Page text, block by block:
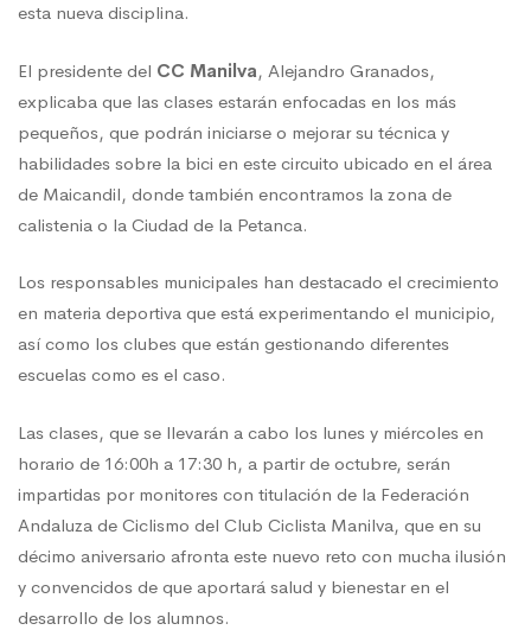
esta nueva disciplina.
El presidente del CC Manilva, Alejandro Granados,
explicaba que las clases estarán enfocadas en los más
pequeños, que podrán iniciarse o mejorar su técnica y
habilidades sobre la bici en este circuito ubicado en el área
de Maicandil, donde también encontramos la zona de
calistenia o la Ciudad de la Petanca.
Los responsables municipales han destacado el crecimiento
en materia deportiva que está experimentando el municipio,
así como los clubes que están gestionando diferentes
escuelas como es el caso.
Las clases, que se llevarán a cabo los lunes y miércoles en
horario de 16:00h a 17:30 h, a partir de octubre, serán
impartidas por monitores con titulación de la Federación
Andaluza de Ciclismo del Club Ciclista Manilva, que en su
décimo aniversario afronta este nuevo reto con mucha ilusión
y convencidos de que aportará salud y bienestar en el
desarrollo de los alumnos.